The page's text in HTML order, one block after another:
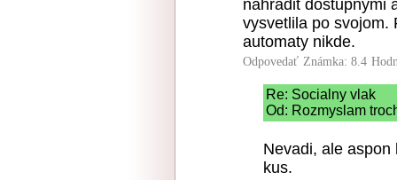
nahradit dostupnymi
vysvetlila po svojom.
automaty nikde.
Odpovedať Známka: 8.4
Re: Socialny vlak
Od: Rozmyslam
Nevadi, ale
kus.